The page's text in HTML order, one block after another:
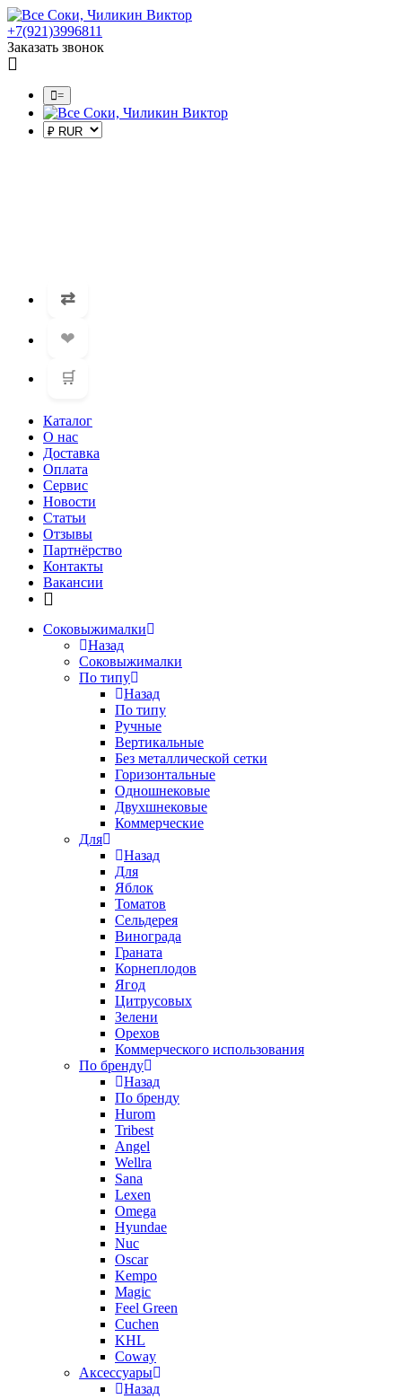
+7(921)3996811
Заказать звонок
=
⇄
❤
🛒
Каталог
О нас
Доставка
Оплата
Сервис
Новости
Статьи
Отзывы
Партнёрство
Контакты
Вакансии
Соковыжималки
Назад
Соковыжималки
По типу
Назад
По типу
Ручные
Вертикальные
Без металлической сетки
Горизонтальные
Одношнековые
Двухшнековые
Коммерческие
Для
Назад
Для
Яблок
Томатов
Cельдерея
Винограда
Граната
Корнеплодов
Ягод
Цитрусовых
Зелени
Орехов
Коммерческого использования
По бренду
Назад
По бренду
Hurom
Tribest
Angel
Wellra
Sana
Lexen
Omega
Hyundae
Nuc
Oscar
Kempo
Magic
Feel Green
Cuchen
KHL
Coway
Аксессуары
Назад